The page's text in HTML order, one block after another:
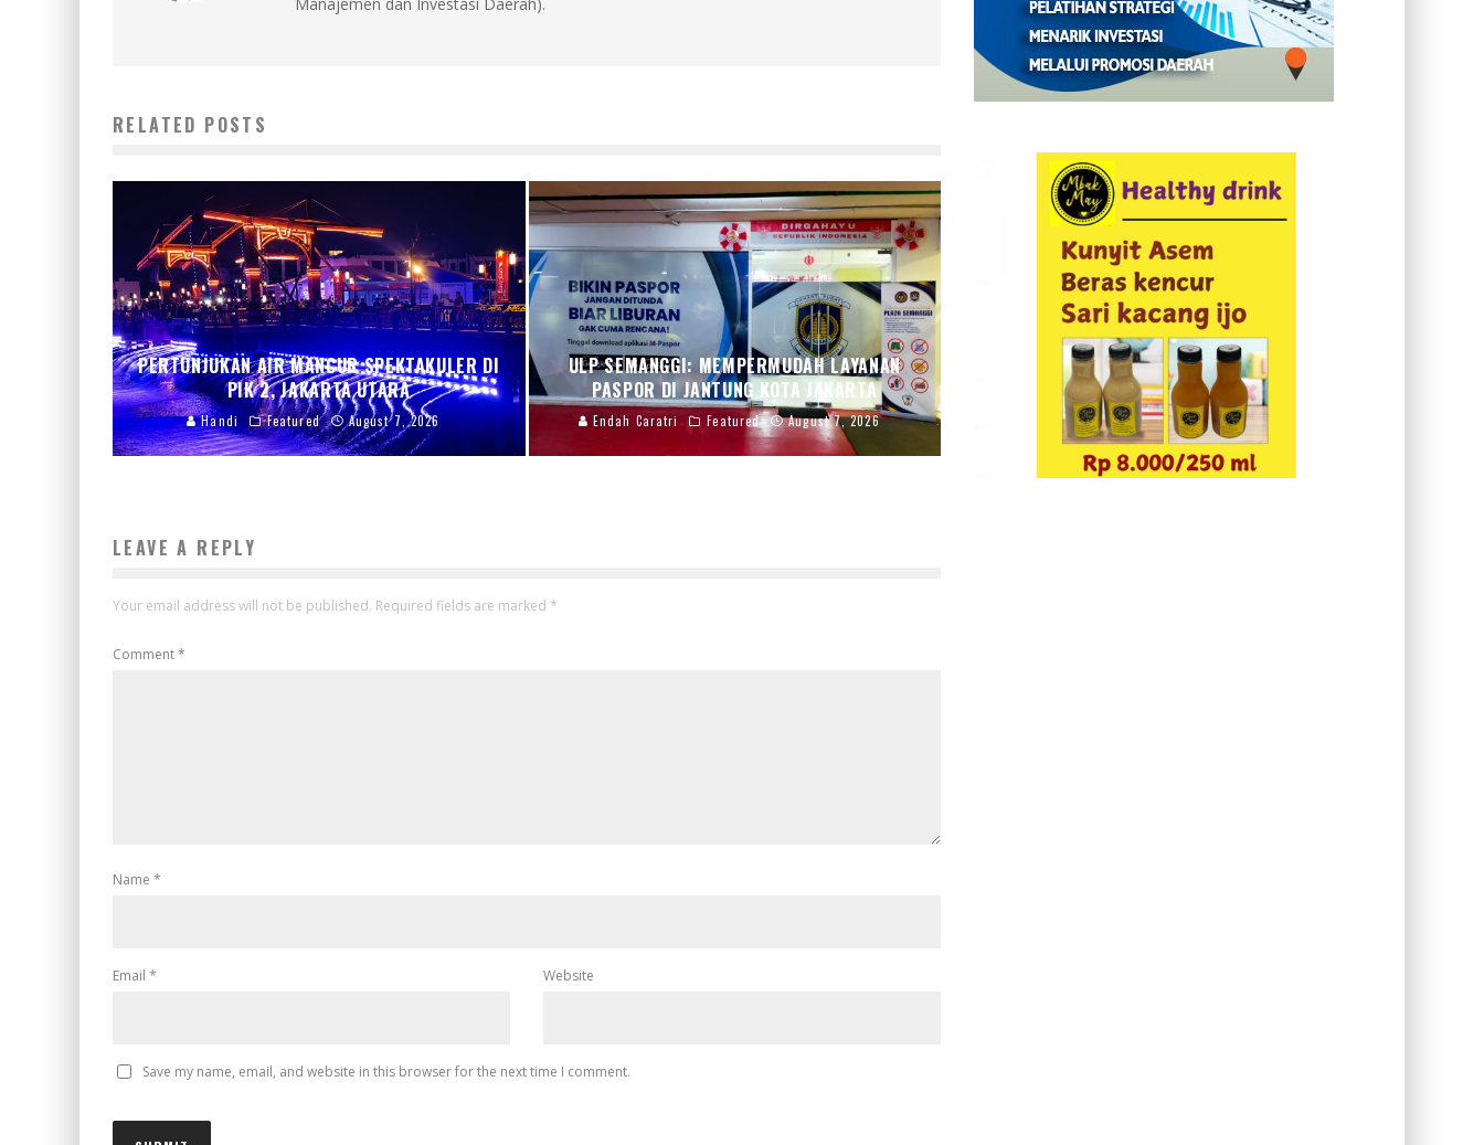
RELATED POSTS
PERTUNJUKAN AIR MANCUR SPEKTAKULER DI
PIK 2, JAKARTA UTARA
Handi Featured August 7, 2026
ULP SEMANGGI: MEMPERMUDAH LAYANAN
PASPOR DI JANTUNG KOTA JAKARTA
Endah Caratri Featured August 7, 2026
LEAVE A REPLY
Your email address will not be published. Required fields are marked *
Comment*
Name *
Email * Website
Save my name, email, and website in this browser for the next time I comment.